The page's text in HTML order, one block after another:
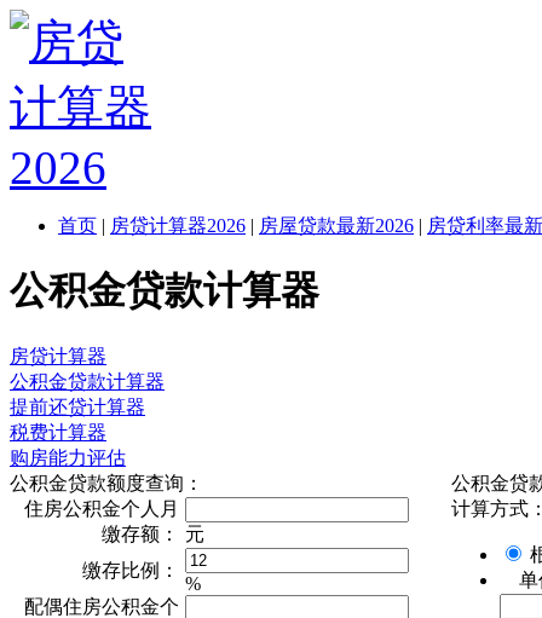
首页 | 房贷计算器2026 | 房屋贷款最新2026 | 房贷利率最
公积金贷款计算器
房贷计算器
公积金贷款计算器
提前还贷计算器
税费计算器
购房能力评估
公积金贷款额度查询：
住房公积金个人月
缴存额：
元
缴存比例：
%
配偶住房公积金个
公积金贷
计算方式
单